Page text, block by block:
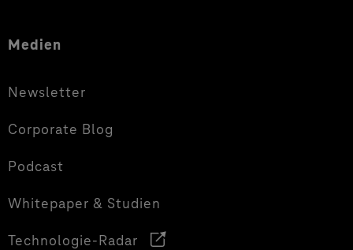
Medien
Newsletter
Corporate Blog
Podcast
Whitepaper & Studien
Technologie-Radar